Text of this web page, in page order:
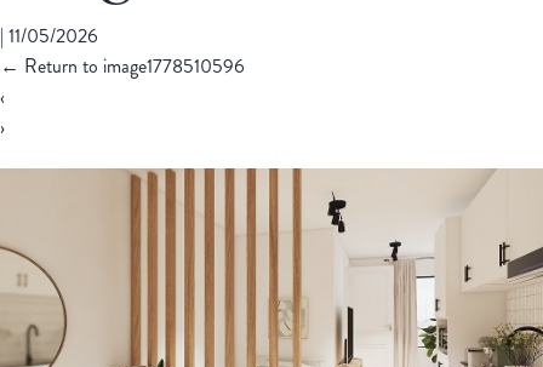
| 11/05/2026
← Return to image1778510596
‹
›